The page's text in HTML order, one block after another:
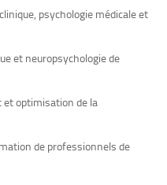
psychologie médicale et
et neuropsychologie de
et optimisation de la
de professionnels de